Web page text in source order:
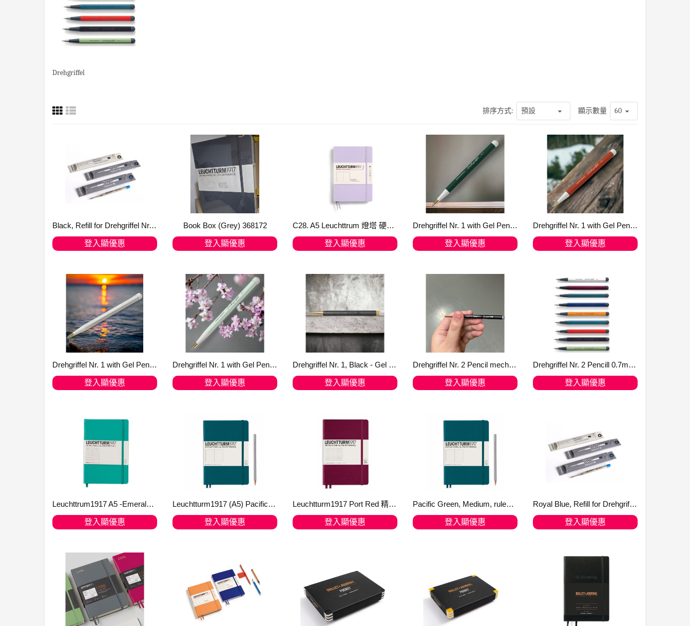
Drehgriffel
排序方式: 顯示數量
Black, Refill for Drehgriffel Nr. 1 (gel refill - line width 0.5 mm) 364170
登入顯優惠
Book Box (Grey) 368172
登入顯優惠
C28. A5 Leuchttrum 燈塔 硬皮筆記簿 dotted 圓點 Lilac 紫 丁香
登入顯優惠
Drehgriffel Nr. 1 with Gel Pen black refill 含黑墨0.5mm的啫喱筆 Forest Green 森林綠 367280
登入顯優惠
Drehgriffel Nr. 1 with Gel Pen black refill 含黑墨0.5mm的啫喱筆 Fox Red 狐狸紅 367279
登入顯優惠
Drehgriffel Nr. 1 with Gel Pen black refill 含黑墨0.5mm的啫喱筆 Light Grey 淺灰 367278
登入顯優惠
Drehgriffel Nr. 1 with Gel Pen black refill 含黑墨0.5mm的啫喱筆 Mint Green 薄荷綠 367281
登入顯優惠
Drehgriffel Nr. 1, Black - Gel pen with black ink - Bullet Journal Edition 366916
登入顯優惠
Drehgriffel Nr. 2 Pencil mechanism 0.7 mm 自動鉛筆機械筆芯
登入顯優惠
Drehgriffel Nr. 2 Pencill 0.7mm 自動鉛筆
登入顯優惠
Leuchttrum1917 A5 -Emerald, Medium, ruled 344790 notebook in emerald 精裝筆記簿
登入顯優惠
Leuchtturm1917 (A5) Pacific Green, Medium, 間條 ruled 精裝真皮筆記簿
登入顯優惠
Leuchtturm1917 Port Red 精裝(A5)港口紅筆記簿, dotted
登入顯優惠
Pacific Green, Medium, ruled 精裝(A5)筆記簿
登入顯優惠
Royal Blue, Refill for Drehgriffel Nr. 1 (gel refill - line width 0.5 mm) 368526
登入顯優惠